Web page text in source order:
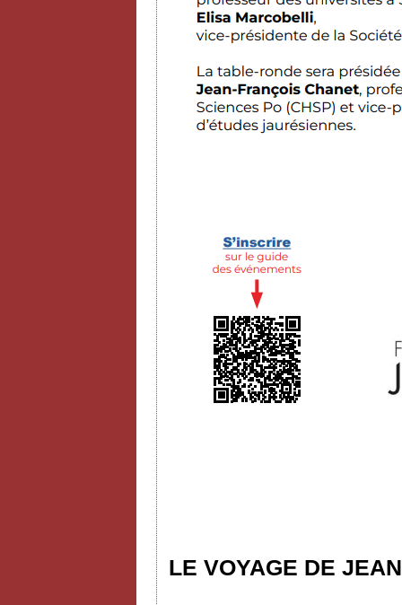
LE VOYAGE DE